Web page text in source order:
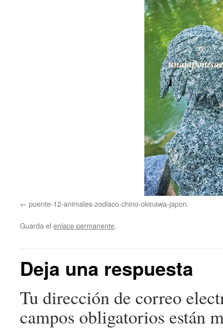
puente-12-animales-zodiaco-chino-okinawa-japon.
Guarda el enlace permanente.
Deja una respuesta
Tu dirección de correo
campos obligatorios están